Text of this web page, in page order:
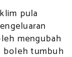
pula
mengubah
boleh tumbuh